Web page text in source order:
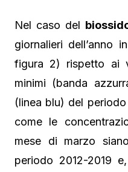
Nel caso del
giornalieri dell’anno
figura 2) rispetto ai
minimi (banda
(linea blu) del
come le
mese di marzo
periodo 2012-2019